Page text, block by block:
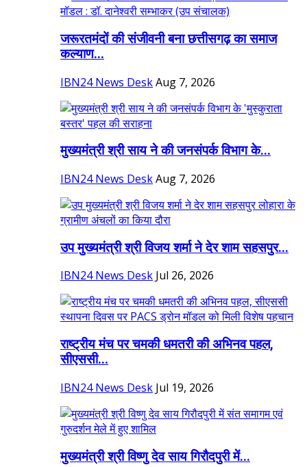
जरूरतमंदों की संजीवनी बना छत्तीसगढ़ का समाज
कल्याण...
IBN24 News DeskAug 7, 2026
मुख्यमंत्री श्री साय ने की जनसंपर्क विभाग के...
IBN24 News DeskAug 7, 2026
उप मुख्यमंत्री श्री विजय शर्मा ने देर शाम सहसपुर...
IBN24 News Desk Jul 26, 2026
राष्ट्रीय मंच पर चमकी धमतरी की अभिनव पहल,
सीएससी...
IBN24 News Desk Jul 19, 2026
मुख्यमंत्री श्री विष्णु देव साय गिरौदपुरी में...